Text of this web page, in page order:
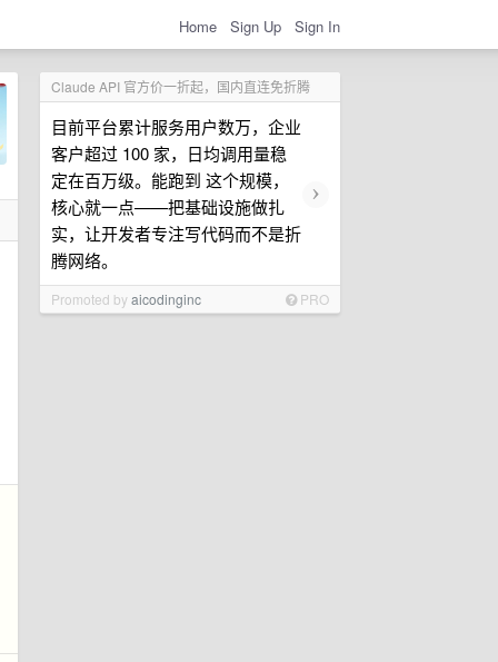
Home Sign Up Sign In
Claude API 官方价一折起，国内直连免折腾
目前平台累计服务用户数万，企业
客户超过 100 家，日均调用量稳
定在百万级。能跑到 这个规模，
核心就一点——把基础设施做扎
实，让开发者专注写代码而不是折
腾网络。
›
Promoted byaicodinginc PRO